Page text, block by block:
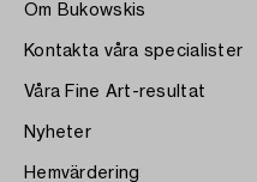
Om Bukowskis
Kontakta våra specialister
Våra Fine Art-resultat
Nyheter
Hemvärdering